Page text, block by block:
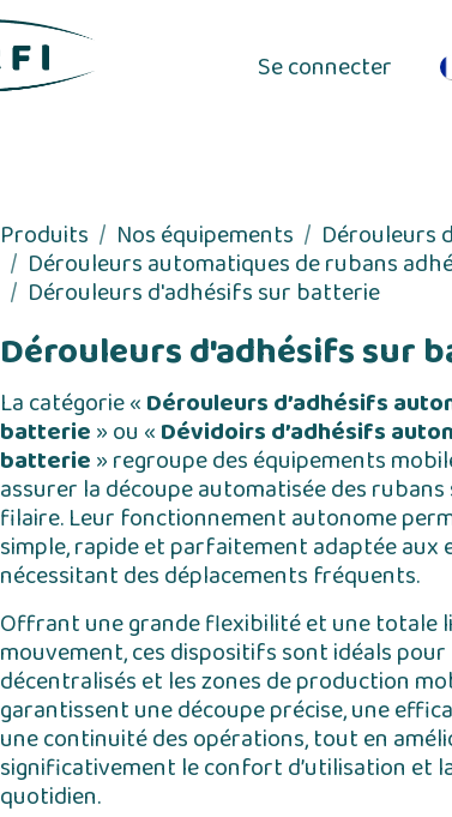
Se connecter
Produits Nos équipements Dérouleurs
Dérouleurs automatiques de rubans
Dérouleurs d'adhésifs sur batterie
Dérouleurs d'adhésifs sur
La catégorie «Dérouleurs d’adhésifs
batterie» ou «Dévidoirs d’adhésifs
batterie» regroupe des équipements
assurer la découpe automatisée des
filaire. Leur fonctionnement autonome
simple, rapide et parfaitement adaptée aux
nécessitant des déplacements fréquents.
Offrant une grande flexibilité et une totale
mouvement, ces dispositifs sont idéals
décentralisés et les zones de production
garantissent une découpe précise, une
une continuité des opérations, tout en
significativement le confort d’utilisation et
quotidien.